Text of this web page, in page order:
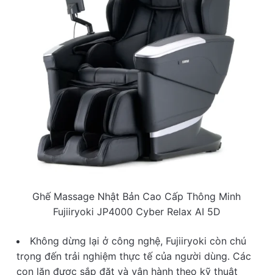
Ghế Massage Nhật Bản Cao Cấp Thông Minh
Fujiiryoki JP4000 Cyber Relax AI 5D
Không dừng lại ở công nghệ, Fujiiryoki còn chú
trọng đến trải nghiệm thực tế của người dùng. Các
con lăn được sắp đặt và vận hành theo kỹ thuật